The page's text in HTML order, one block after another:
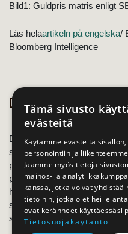
Bild1: Guldpris matris enligt
Läs helaartikeln på engelska/
Bloomberg Intelligence
Dailymail: Costco
Den amerikanska
sina butiker enligt Dailymail.
på inköpslistan och tidningen
på guld varierar kraftigt, vilket
höga försäljningsmarginaler.
stigit med 28% under de
silvertackor säljs med enorma
Tämä sivusto
evästeitä
Käytämme evästeitä
personointiin ja
Jaamme myös tietoja
mainos- ja
kanssa, jotka voivat yhdistää
tietoihin, jotka olet heille
ovat keränneet käyttäessäsi
Tietosuojakäytäntö